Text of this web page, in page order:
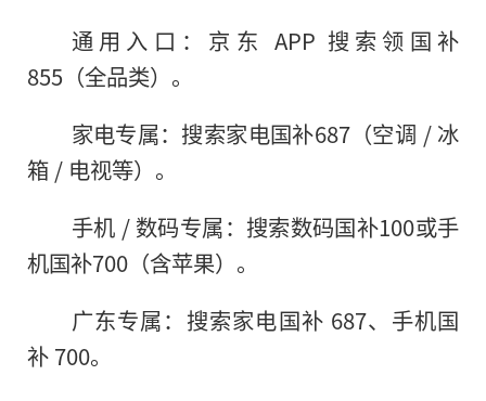
通用入口：京东 APP 搜索领国补
855（全品类）。
家电专属：搜索家电国补687（空调 / 冰
箱 / 电视等）。
手机 / 数码专属：搜索数码国补100或手
机国补700（含苹果）。
广东专属：搜索家电国补 687、手机国
补 700。